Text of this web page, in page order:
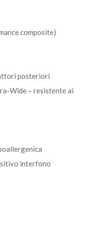
composite)
posteriori
Wide – resistente ai
interfono